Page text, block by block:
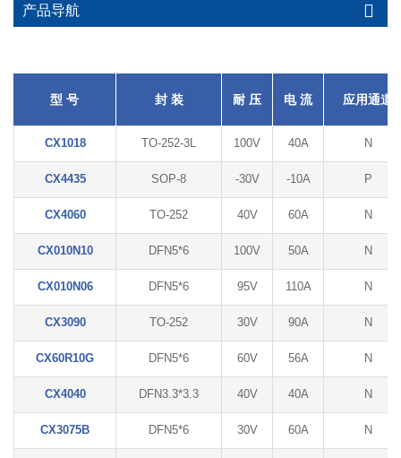
产品导航
型 号 封 装 耐 压 电 流 应用通道
CX1018 TO-252-3L 100V 40A N
CX4435 SOP-8 -30V -10A P
CX4060 TO-252 40V 60A N
CX010N10 DFN5*6 100V 50A N
CX010N06 DFN5*6 95V 110A N
CX3090 TO-252 30V 90A N
CX60R10G DFN5*6 60V 56A N
CX4040 DFN3.3*3.3 40V 40A N
CX3075B DFN5*6 30V 60A N